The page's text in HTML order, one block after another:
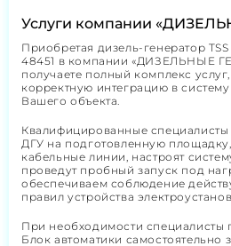
Услуги компании
Приобретая дизель-генератор
48451 в компании «ДИЗЕЛЬНЫЕ
получаете полный комплекс
корректную интеграцию в
Вашего объекта.
Квалифицированные специалисты
ДГУ на подготовленную
кабельные линии, настроят
проведут пробный запуск под
обеспечиваем соблюдение
правил устройства
При необходимости специалисты
Блок автоматики самостоятельно